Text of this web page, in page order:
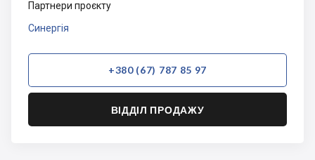
+380 (67) 787 85 97
ВІДДІЛ ПРОДАЖУ
Партнери проєкту
Синергія